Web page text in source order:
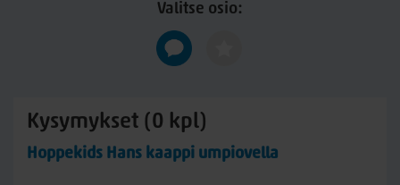
Valitse osio:
Kysymykset (0 kpl)
Hoppekids Hans kaappi umpiovella